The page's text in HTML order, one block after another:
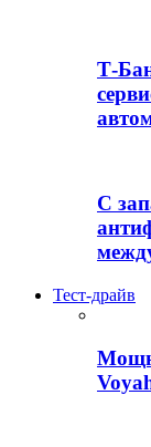
Т-
С
Тест-драйв